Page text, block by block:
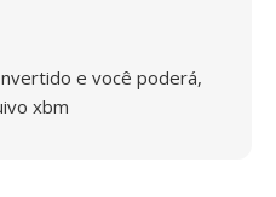
e você poderá,
xbm